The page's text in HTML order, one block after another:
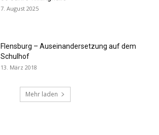
7. August 2025
Flensburg – Auseinandersetzung auf dem
Schulhof
13. März 2018
Mehr laden